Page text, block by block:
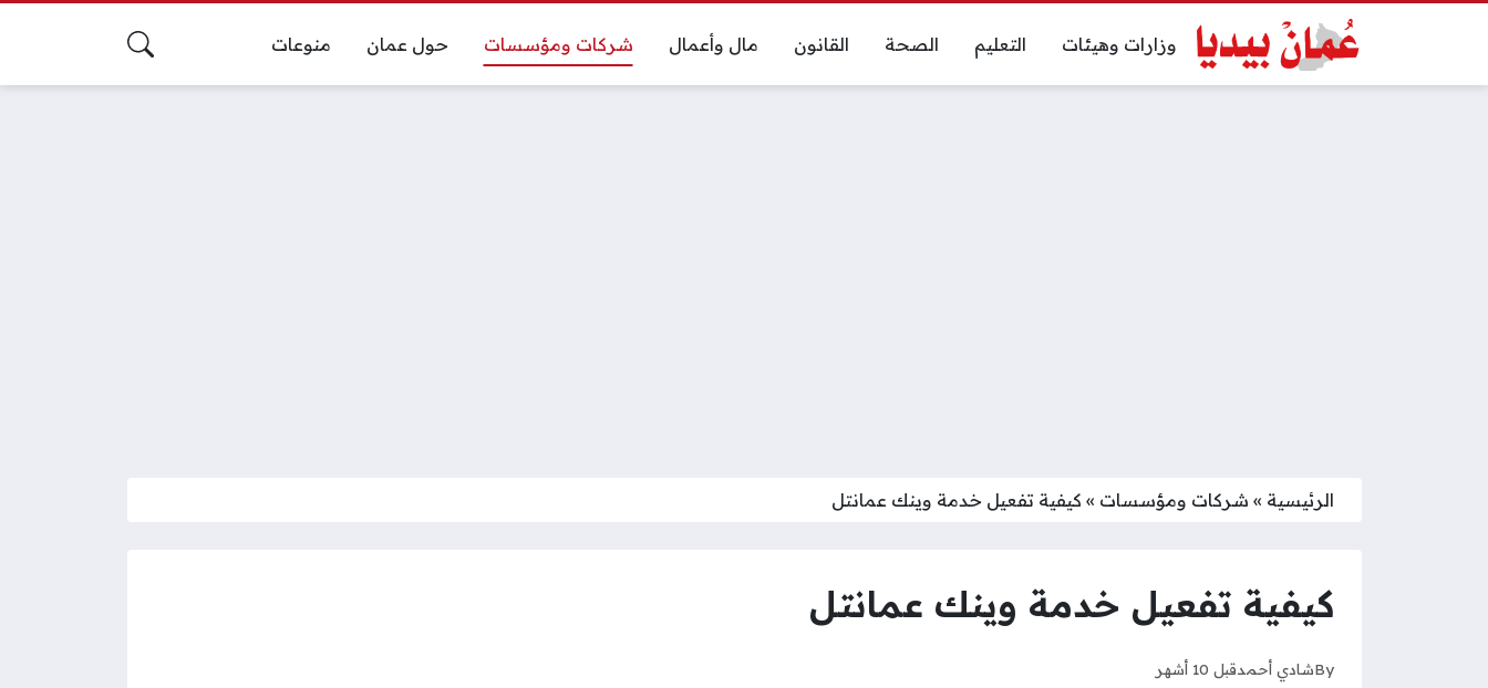
وزارات وهيئات التعليم الصحة القانون مال وأعمال شركات ومؤسسات حول عمان منوعات
الرئيسية » شركات ومؤسسات » كيفية تفعيل خدمة وينك عمانتل
كيفية تفعيل خدمة وينك عمانتل
Byشادي أحمدقبل 10 أشهر